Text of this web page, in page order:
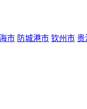
市 防城港市 钦州市 贵